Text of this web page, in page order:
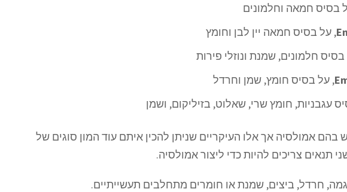
בסיס חמאה וחלמונים
, על בסיס חמאה יין לבן וחומץ
חלמונים, שמנת ונוזלי פירות
, על בסיס חומץ, שמן וחרדל
עגבניות, חומץ שרי, שאלוט, בזיליקום, ושמן
בהם אמולסיה אך אלו העיקריים שניתן להכין איתם עוד המון סוגים של
תנאים צריכים להיות כדי ליצור אמולסיה.
חרדל, ביצים, שמנת או חומרים מתחלבים תעשייתיים.